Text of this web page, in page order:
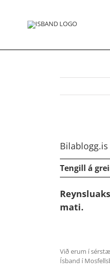
Image
Bilablogg.is
Tengill á
mati.
Við erum í
Ísband í